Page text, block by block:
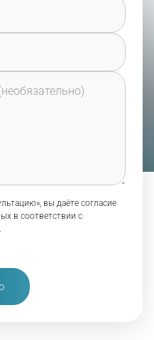
вы даёте согласие
в соответствии с
.